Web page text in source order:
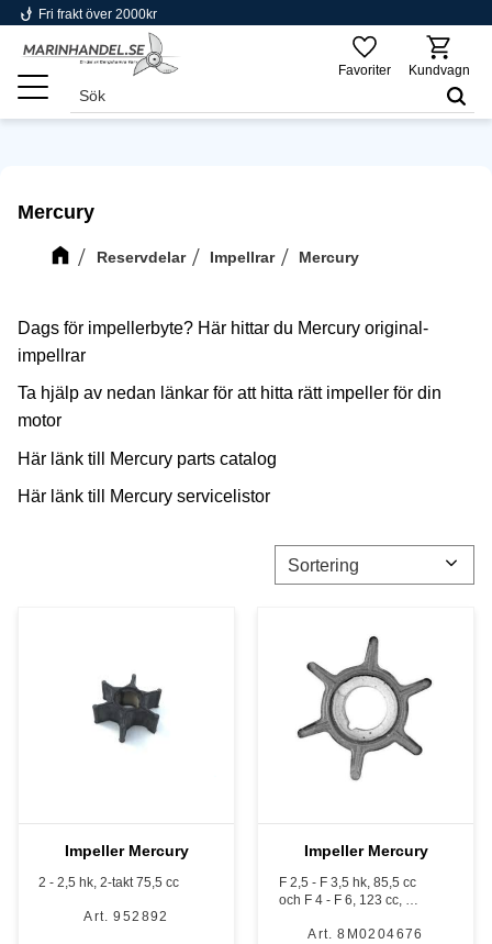
Meny
phishing Fri frakt över 2000kr
Favoriter Kundvagn
Mercury
Reservdelar Impellrar Mercury
Dags för impellerbyte? Här hittar du Mercury original-
impellrar
Ta hjälp av nedan länkar för att hitta rätt impeller för din
motor
Här länk till Mercury parts catalog
Här länk till Mercury servicelistor
Välj sortering
Impeller Mercury
2 - 2,5 hk, 2-takt 75,5 cc
952892
Impeller Mercury
F 2,5 - F 3,5 hk, 85,5 cc
och F 4 - F 6, 123 cc, 4-
och 4- 5 hk, 102 cc, 2-
8M0204676